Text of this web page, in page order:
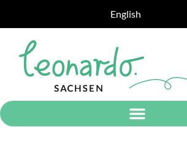
English